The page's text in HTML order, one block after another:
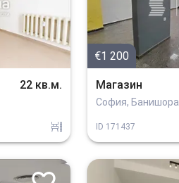
22 кв.м.
obzavejdne_0
€1 200
Магазин
София, Банишора
ID 171437